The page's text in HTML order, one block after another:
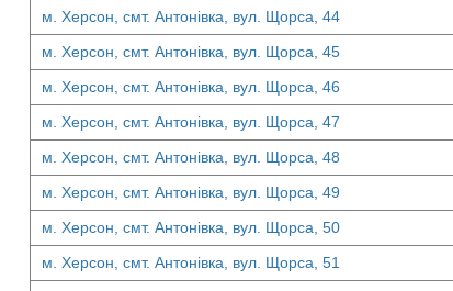
м. Херсон, смт. Антонівка, вул. Щорса, 44
м. Херсон, смт. Антонівка, вул. Щорса, 45
м. Херсон, смт. Антонівка, вул. Щорса, 46
м. Херсон, смт. Антонівка, вул. Щорса, 47
м. Херсон, смт. Антонівка, вул. Щорса, 48
м. Херсон, смт. Антонівка, вул. Щорса, 49
м. Херсон, смт. Антонівка, вул. Щорса, 50
м. Херсон, смт. Антонівка, вул. Щорса, 51